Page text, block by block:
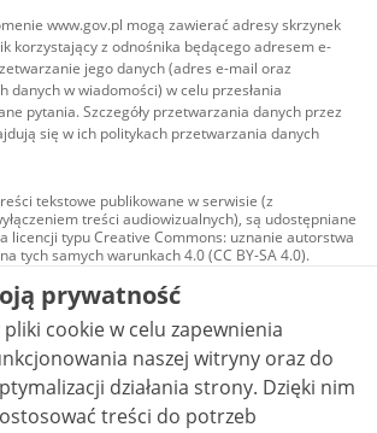
www.gov.pl mogą zawierać adresy skrzynek
korzystający z odnośnika będącego adresem e-
jego danych (adres e-mail oraz
danych w wiadomości) w celu przesłania
pytania. Szczegóły przetwarzania danych przez
się w ich politykach przetwarzania danych
tekstowe publikowane w serwisie (z
treści audiowizualnych), są udostępniane
licencji typu Creative Commons: uznanie autorstwa
tych samych warunkach 4.0 (CC BY-SA 4.0).
audiowizualne, w tym zdjęcia, materiały
i wideo, są udostępniane na licencji typu
Commons: uznanie autorstwa użycie
- bez utworów zależnych 4.0 (CC BY-
ND 4.0), o ile nie jest to stwierdzone inaczej.
prywatność
cookie w celu zapewnienia
naszej witryny oraz do
działania strony. Dzięki nim
treści do potrzeb